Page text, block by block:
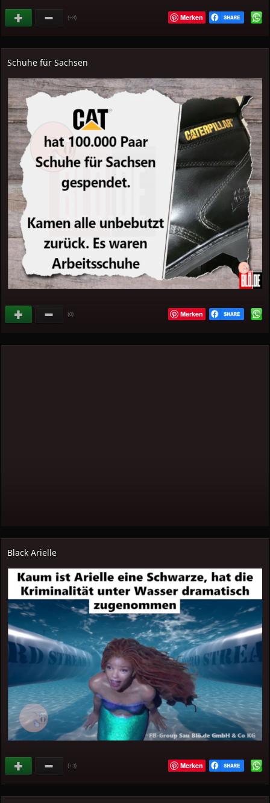
(+8) Merken
Schuhe für Sachsen
(0) Merken
Black Arielle
(+3) Merken